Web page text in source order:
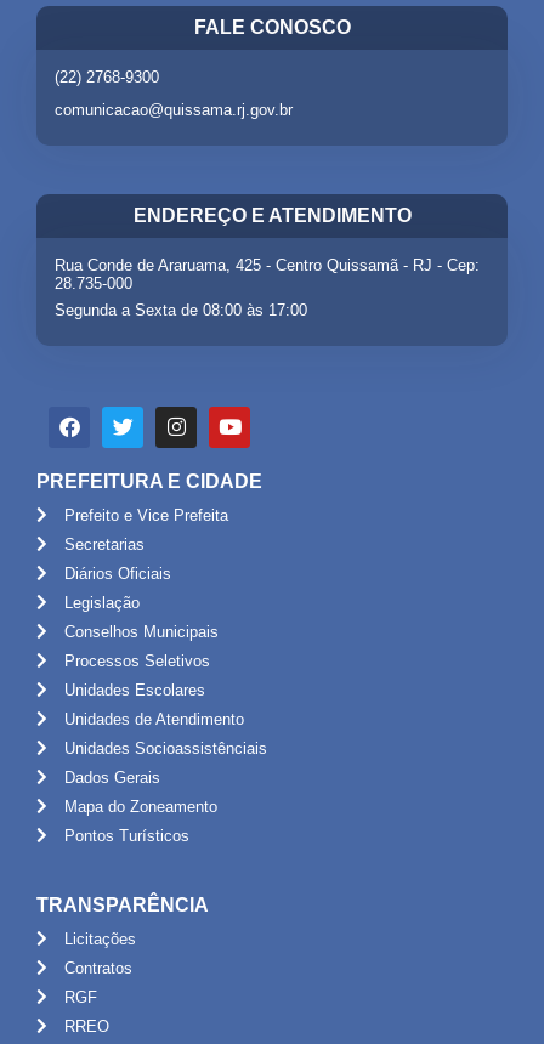
FALE CONOSCO
(22) 2768-9300
comunicacao@quissama.rj.gov.br
ENDEREÇO E ATENDIMENTO
Rua Conde de Araruama, 425 - Centro Quissamã - RJ - Cep:
28.735-000
Segunda a Sexta de 08:00 às 17:00
PREFEITURA E CIDADE
Prefeito e Vice Prefeita
Secretarias
Diários Oficiais
Legislação
Conselhos Municipais
Processos Seletivos
Unidades Escolares
Unidades de Atendimento
Unidades Socioassistênciais
Dados Gerais
Mapa do Zoneamento
Pontos Turísticos
TRANSPARÊNCIA
Licitações
Contratos
RGF
RREO